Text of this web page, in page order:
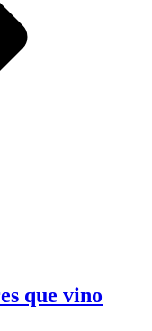
que vino